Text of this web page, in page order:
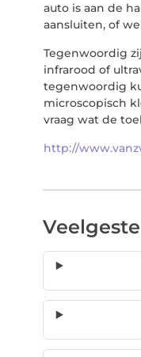
auto is aan de
aansluiten, of
Tegenwoordig
infrarood of
tegenwoordig
microscopisch
vraag wat de
http://